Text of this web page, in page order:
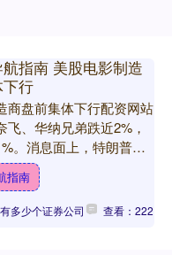
指南 美股电影制造
行
商盘前集体下行配资网站
飞、华纳兄弟跌近2%，
。消息面上，特朗普称
的电影征收100%关
：东方财富....
指南
多少个证券公司 查看：222